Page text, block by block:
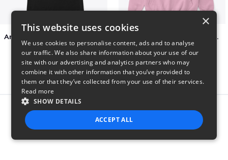
$25
Persian Cat watching Cats TV
$7
Report this product
×
This website uses cookies
We use cookies to personalise content, ads and to analyse
our traffic. We also share information about your use of our
site with our advertising and analytics partners who may
combine it with other information that you’ve provided to
them or that they’ve collected from your use of their services.
Read more
SHOW DETAILS
ACCEPT ALL
STRICTLY NECESSARY PERFORMANCE